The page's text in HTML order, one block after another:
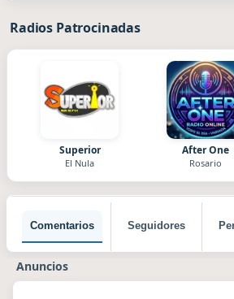
Radios Patrocinadas
Superior
El Nula
After One
Rosario
Comentarios Seguidores
Anuncios